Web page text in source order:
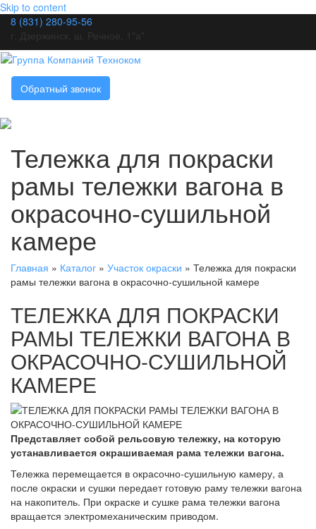
Skip to content
8 (831) 280-95-56
г. Дзержинск, ш. Речное, 1"а"
Обратный звонок
Тележка для покраски
рамы тележки вагона в
окрасочно-сушильной
камере
Главная » Каталог » Участок окраски » Тележка для покраски
рамы тележки вагона в окрасочно-сушильной камере
ТЕЛЕЖКА ДЛЯ ПОКРАСКИ
РАМЫ ТЕЛЕЖКИ ВАГОНА В
ОКРАСОЧНО-СУШИЛЬНОЙ
КАМЕРЕ
Представляет собой рельсовую тележку, на которую
устанавливается окрашиваемая рама тележки вагона.
Тележка перемещается в окрасочно-сушильную камеру, а
после окраски и сушки передает готовую раму тележки вагона
на накопитель. При окраске и сушке рама тележки вагона
вращается электромеханическим приводом.